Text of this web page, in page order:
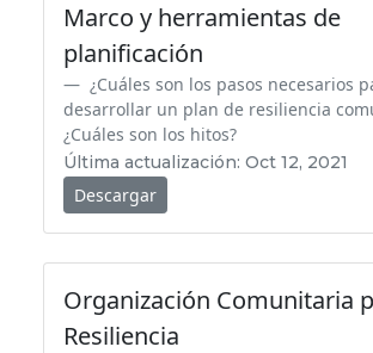
Marco y herramientas de
planificación
¿Cuáles son los pasos necesarios
desarrollar un plan de resiliencia
¿Cuáles son los hitos?
Última actualización: Oct 12, 2021
Descargar
Organización Comunitaria
Resiliencia